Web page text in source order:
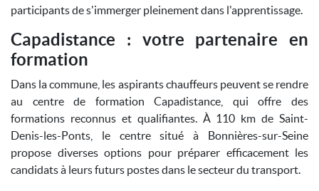
participants de s'immerger pleinement dans l'apprentissage.
Capadistance : votre partenaire en
formation
Dans la commune, les aspirants chauffeurs peuvent se rendre
au centre de formation Capadistance, qui offre des
formations reconnus et qualifiantes. À 110 km de Saint-
Denis-les-Ponts, le centre situé à Bonnières-sur-Seine
propose diverses options pour préparer efficacement les
candidats à leurs futurs postes dans le secteur du transport.